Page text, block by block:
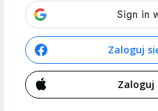
Zaloguj
Zaloguj